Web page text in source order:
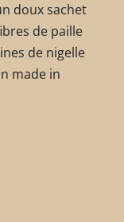
doux sachet
de paille
de nigelle
made in